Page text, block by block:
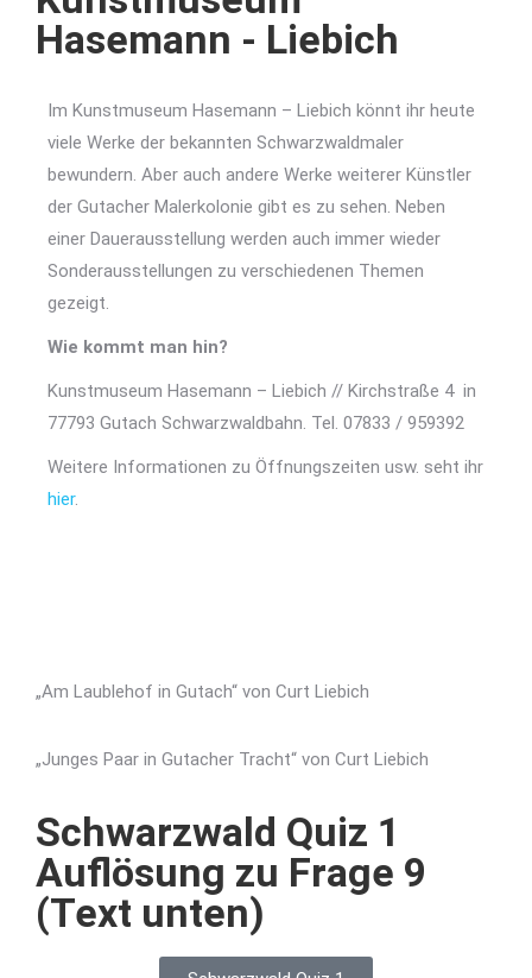
Hasemann - Liebich
Im Kunstmuseum Hasemann – Liebich könnt ihr heute
viele Werke der bekannten Schwarzwaldmaler
bewundern. Aber auch andere Werke weiterer Künstler
der Gutacher Malerkolonie gibt es zu sehen. Neben
einer Dauerausstellung werden auch immer wieder
Sonderausstellungen zu verschiedenen Themen
gezeigt.
Wie kommt man hin?
Kunstmuseum Hasemann – Liebich // Kirchstraße 4 in
77793 Gutach Schwarzwaldbahn. Tel. 07833 / 959392
Weitere Informationen zu Öffnungszeiten usw. seht ihr
hier.
„Am Laublehof in Gutach“ von Curt Liebich
„Junges Paar in Gutacher Tracht“ von Curt Liebich
Schwarzwald Quiz 1
Auflösung zu Frage 9
(Text unten)